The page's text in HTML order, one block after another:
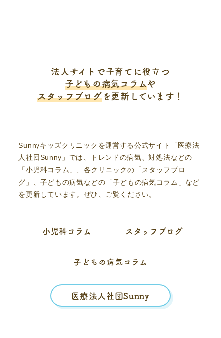
法人サイトで子育てに役立つ
子どもの病気コラムや
スタッフブログを更新しています！
Sunnyキッズクリニックを運営する公式サイト「医療法
人社団Sunny」では、トレンドの病気、対処法などの
「小児科コラム」、各クリニックの「スタッフブロ
グ」、子どもの病気などの「子どもの病気コラム」など
を更新しています。ぜひ、ご覧ください。
小児科コラム スタッフブログ
子どもの病気コラム
医療法人社団Sunny